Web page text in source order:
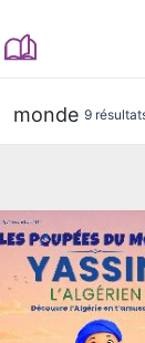
monde 9